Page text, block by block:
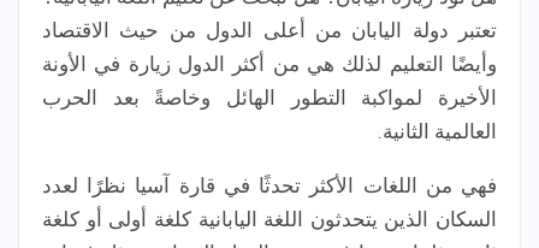
تعتبر دولة اليابان من أعلى الدول من حيث الاقتصاد
وأيضًا التعليم لذلك هي من أكثر الدول زيارة في الأونة
الأخيرة لمواكبة التطور الهائل وخاصةً بعد الحرب
العالمية الثانية.
فهي من اللغات الأكثر تحدثًا في قارة آسيا نظرًا لعدد
السكان الذين يتحدثون اللغة اليابانية كلغة أولى أو كلغة